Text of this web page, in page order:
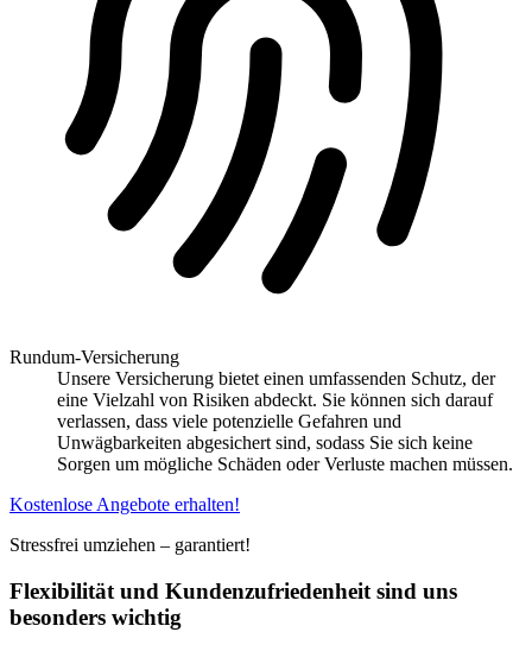
Rundum-Versicherung
Unsere Versicherung bietet einen umfassenden Schutz, der
eine Vielzahl von Risiken abdeckt. Sie können sich darauf
verlassen, dass viele potenzielle Gefahren und
Unwägbarkeiten abgesichert sind, sodass Sie sich keine
Sorgen um mögliche Schäden oder Verluste machen müssen.
Kostenlose Angebote erhalten!
Stressfrei umziehen – garantiert!
Flexibilität und Kundenzufriedenheit sind uns
besonders wichtig